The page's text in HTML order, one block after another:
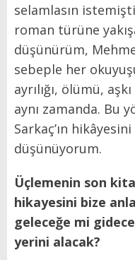
selamlasın
roman türüne
düşünürüm,
sebeple her
ayrılığı, ölümü,
aynı zamanda. Bu
Sarkaç’ın
düşünüyorum.
Üçlemenin son
hikayesini bize
geleceğe mi
yerini alacak?